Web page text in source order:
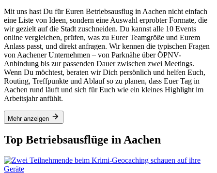
Mit uns hast Du für Euren Betriebsausflug in Aachen nicht einfach
eine Liste von Ideen, sondern eine Auswahl erprobter Formate, die
wir gezielt auf die Stadt zuschneiden. Du kannst alle 10 Events
online vergleichen, prüfen, was zu Eurer Teamgröße und Eurem
Anlass passt, und direkt anfragen. Wir kennen die typischen Fragen
von Aachener Unternehmen – von Parknähe über ÖPNV-
Anbindung bis zur passenden Dauer zwischen zwei Meetings.
Wenn Du möchtest, beraten wir Dich persönlich und helfen Euch,
Routing, Treffpunkte und Ablauf so zu planen, dass Euer Tag in
Aachen rund läuft und sich für Euch wie ein kleines Highlight im
Arbeitsjahr anfühlt.
Mehr anzeigen
Top Betriebsausflüge in Aachen